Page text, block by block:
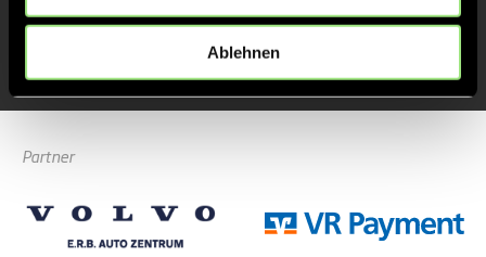
Ablehnen
Partner